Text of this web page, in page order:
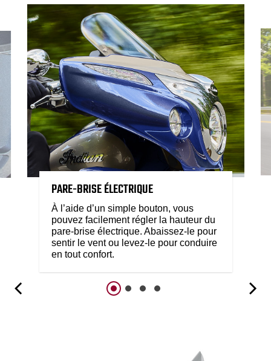
PARE-BRISE ÉLECTRIQUE
À l’aide d’un simple bouton, vous
pouvez facilement régler la hauteur du
pare-brise électrique. Abaissez-le pour
sentir le vent ou levez-le pour conduire
en tout confort.